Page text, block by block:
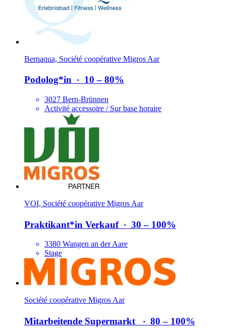
Bernaqua, Société coopérative Migros Aar
Podolog*​in ‧ 10 – 80%
3027 Bern-Brünnen
Activité accessoire / Sur base horaire
VOI, Société coopérative Migros Aar
Praktikant*​in Verkauf‧ 30 – 100%
3380 Wangen an der Aare
Stage
Société coopérative Migros Aar
Mitarbeitende Supermarkt ‧ 80 – 100%